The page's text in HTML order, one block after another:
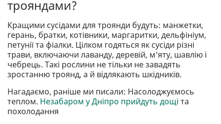
трояндами?
Кращими сусідами для троянди будуть: манжетки,
герань, братки, котівники, маргаритки, дельфініум,
петунії та фіалки. Цілком годяться як сусіди різні
трави, включаючи лаванду, деревій, м'яту, шавлію і
чебрець. Такі рослини не тільки не завадять
зростанню троянд, а й відлякають шкідників.
Нагадаємо, раніше ми писали: Насолоджуємось
теплом. Незабаром у Дніпро прийдуть дощі та
похолодання